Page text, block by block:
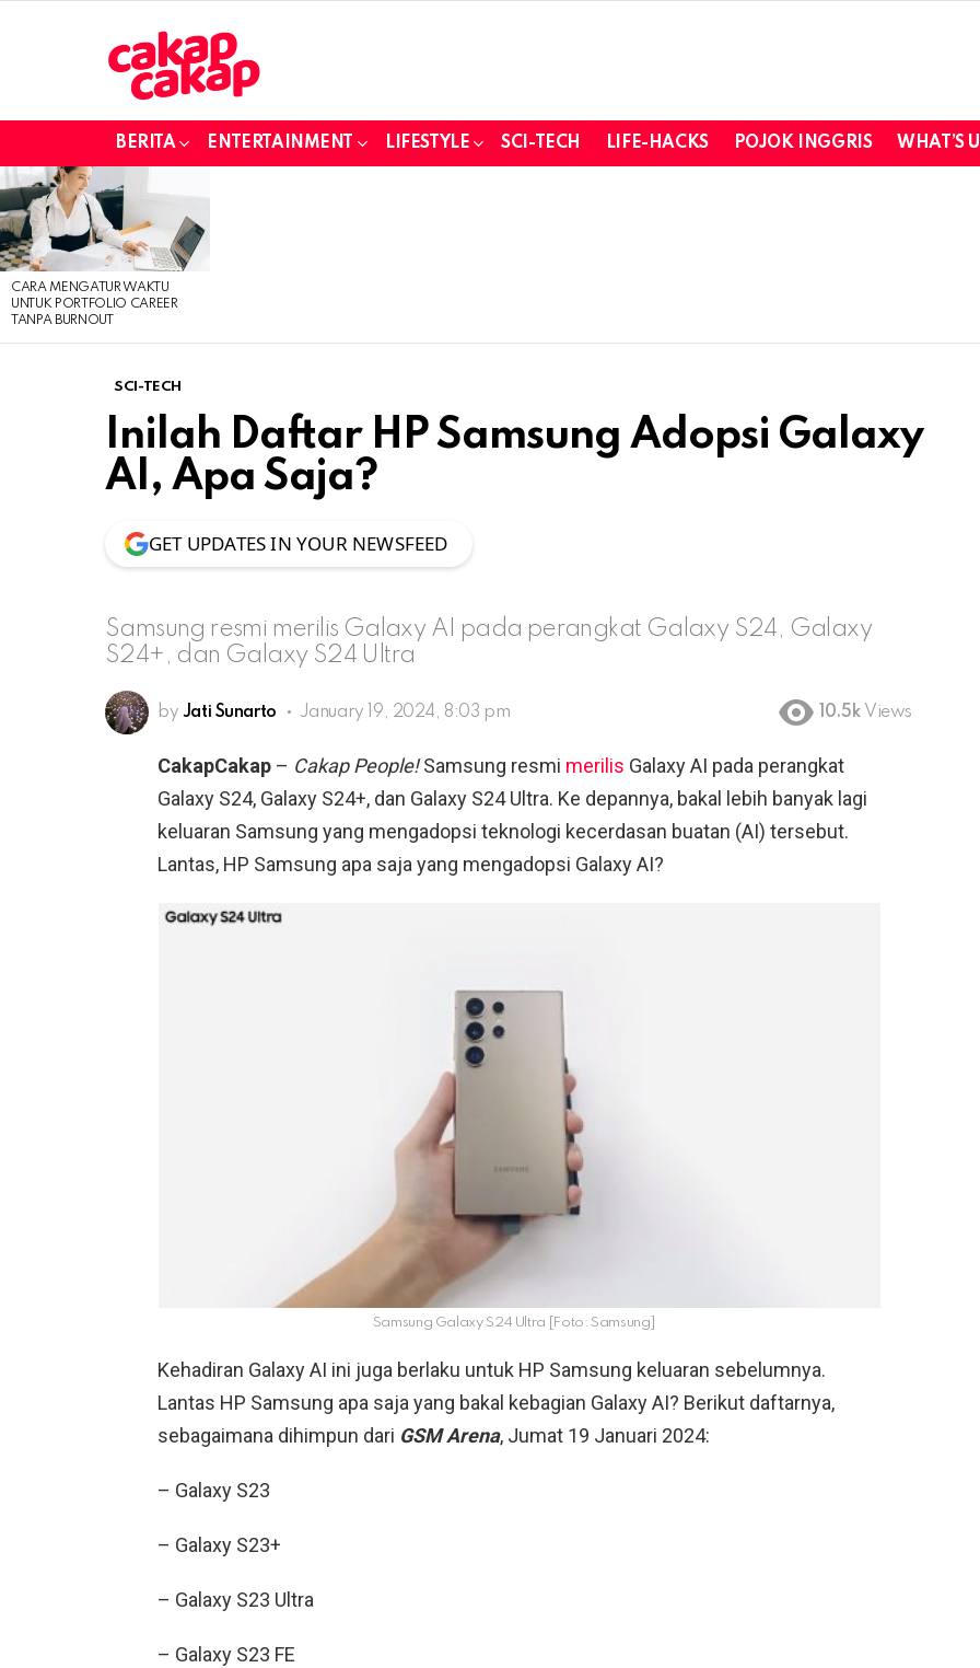
BERITA ENTERTAINMENT LIFESTYLE SCI-TECH LIFE-HACKS POJOK INGGRIS WHAT’S
LATEST
STORIES
CARA MENGATUR WAKTU
UNTUK PORTFOLIO CAREER
TANPA BURNOUT
SCI-TECH
Inilah Daftar HP Samsung Adopsi Galaxy
AI, Apa Saja?
GET UPDATES IN YOUR NEWSFEED
Samsung resmi merilis Galaxy AI pada perangkat Galaxy S24, Galaxy
S24+, dan Galaxy S24 Ultra
by Jati Sunarto January 19, 2024, 8:03 pm 10.5k Views
CakapCakap – Cakap People!Samsung resmi merilis Galaxy AI pada perangkat
Galaxy S24, Galaxy S24+, dan Galaxy S24 Ultra. Ke depannya, bakal lebih banyak lagi
keluaran Samsung yang mengadopsi teknologi kecerdasan buatan (AI) tersebut.
Lantas, HP Samsung apa saja yang mengadopsi Galaxy AI?
Samsung Galaxy S24 Ultra [Foto: Samsung]
Kehadiran Galaxy AI ini juga berlaku untuk HP Samsung keluaran sebelumnya.
Lantas HP Samsung apa saja yang bakal kebagian Galaxy AI? Berikut daftarnya,
sebagaimana dihimpun dari GSM Arena, Jumat 19 Januari 2024:
– Galaxy S23
– Galaxy S23+
– Galaxy S23 Ultra
– Galaxy S23 FE